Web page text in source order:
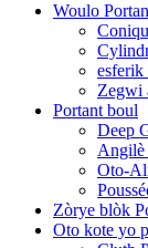
Woulo
Zegwi
Portant boul
Deep
Angilè
Oto-
Zòrye blòk
Oto kote yo